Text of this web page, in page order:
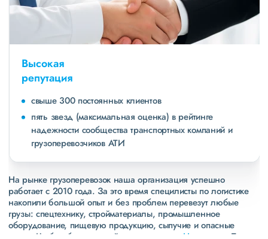
Высокая
репутация
свыше 300 постоянных клиентов
пять звезд (максимальная оценка) в рейтинге
надежности сообщества транспортных компаний и
грузоперевозчиков АТИ
На рынке грузоперевозок наша организация успешно
работает с 2010 года. За это время специлисты по логистике
накопили большой опыт и без проблем перевезут любые
грузы: спецтехнику, стройматериалы, промышленное
оборудование, пищевую продукцию, сыпучие и опасные